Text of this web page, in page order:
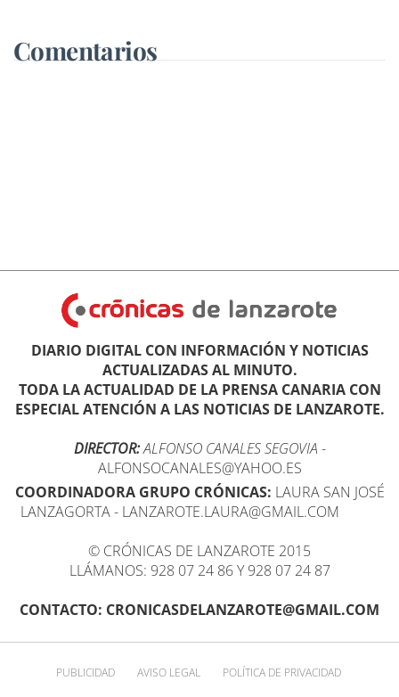
Comentarios
DIARIO DIGITAL CON INFORMACIÓN Y NOTICIAS
ACTUALIZADAS AL MINUTO.
TODA LA ACTUALIDAD DE LA PRENSA CANARIA CON
ESPECIAL ATENCIÓN A LAS NOTICIAS DE LANZAROTE.
DIRECTOR:ALFONSO CANALES SEGOVIA -
ALFONSOCANALES@YAHOO.ES
COORDINADORA GRUPO CRÓNICAS: LAURA SAN JOSÉ
LANZAGORTA - LANZAROTE.LAURA@GMAIL.COM
© CRÓNICAS DE LANZAROTE 2015
LLÁMANOS: 928 07 24 86 Y 928 07 24 87
CONTACTO: CRONICASDELANZAROTE@GMAIL.COM
PUBLICIDAD AVISO LEGAL POLÍTICA DE PRIVACIDAD